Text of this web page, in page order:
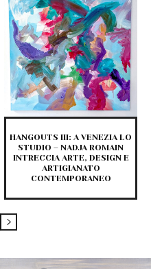
HANGOUTS III: A VENEZIA LO
STUDIO – NADJA ROMAIN
INTRECCIA ARTE, DESIGN E
ARTIGIANATO
CONTEMPORANEO